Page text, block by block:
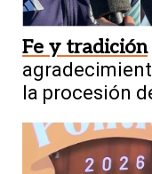
Fe y tradición
la procesión